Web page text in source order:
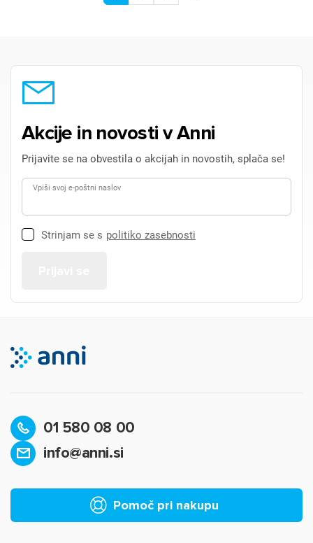
Akcije in novosti v Anni
Prijavite se na obvestila o akcijah in novostih, splača se!
Vpiši svoj e-poštni naslov
Strinjam se s politiko zasebnosti
01 580 08 00
info@anni.si
Pomoč pri nakupu